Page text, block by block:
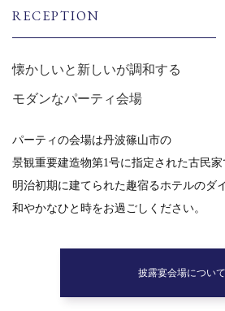
RECEPTION
懐かしいと新しいが調和する
モダンなパーティ会場
パーティの会場は丹波篠山市の
景観重要建造物第1号に指定された古民家
明治初期に建てられた趣宿るホテルのダ
和やかなひと時をお過ごしください。
披露宴会場について